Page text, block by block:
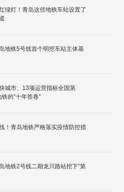
绿灯！青岛这些地铁车站设置了
地铁5号线首个明挖车站主体基
城市、13项运营指标全国第
的“十年答卷”
！青岛地铁严格落实疫情防控措
地铁2号线二期龙川路站挖下“第